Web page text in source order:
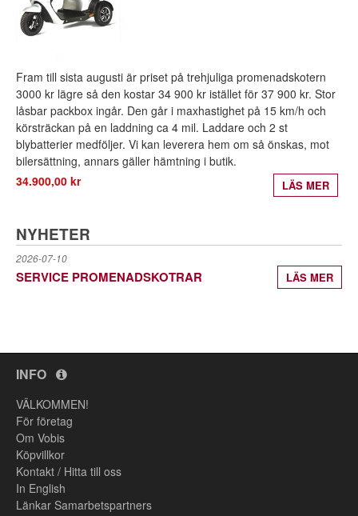
Fram till sista augusti är priset på trehjuliga promenadskotern
3000 kr lägre så den kostar 34 900 kr istället för 37 900 kr. Stor
låsbar packbox ingår. Den går i maxhastighet på 15 km/h och
körsträckan på en laddning ca 4 mil. Laddare och 2 st
blybatterier medföljer. Vi kan leverera hem om så önskas, mot
bilersättning, annars gäller hämtning i butik.
34.900,00 kr
LÄS MER
NYHETER
2026-07-10
SERVICE PROMENADSKOTRAR LÄS MER
INFO
VÄLKOMMEN!
För företag
Om Vobis
Köpvillkor
Kontakt / Hitta till oss
In English
Länkar Samarbetspartners